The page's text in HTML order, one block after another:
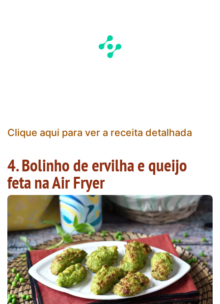
Clique aqui para ver a receita detalhada
4. Bolinho de ervilha e queijo
feta na Air Fryer